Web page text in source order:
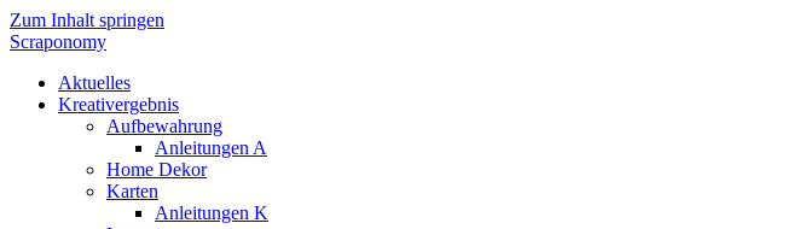
Zum Inhalt springen
Scraponomy
Aktuelles
Kreativergebnis
Aufbewahrung
Anleitungen A
Home Dekor
Karten
Anleitungen K